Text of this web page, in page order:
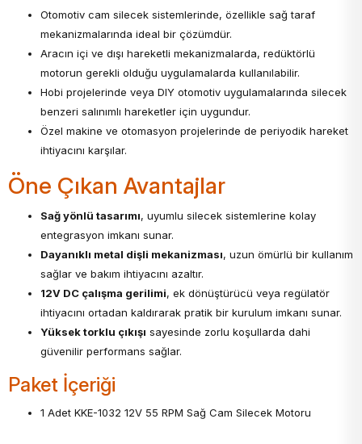
Otomotiv cam silecek sistemlerinde, özellikle sağ taraf
mekanizmalarında ideal bir çözümdür.
Aracın içi ve dışı hareketli mekanizmalarda, redüktörlü
motorun gerekli olduğu uygulamalarda kullanılabilir.
Hobi projelerinde veya DIY otomotiv uygulamalarında silecek
benzeri salınımlı hareketler için uygundur.
Özel makine ve otomasyon projelerinde de periyodik hareket
ihtiyacını karşılar.
Öne Çıkan Avantajlar
Sağ yönlü tasarımı, uyumlu silecek sistemlerine kolay
entegrasyon imkanı sunar.
Dayanıklı metal dişli mekanizması, uzun ömürlü bir kullanım
sağlar ve bakım ihtiyacını azaltır.
12V DC çalışma gerilimi, ek dönüştürücü veya regülatör
ihtiyacını ortadan kaldırarak pratik bir kurulum imkanı sunar.
Yüksek torklu çıkışı sayesinde zorlu koşullarda dahi
güvenilir performans sağlar.
Paket İçeriği
1 Adet KKE-1032 12V 55 RPM Sağ Cam Silecek Motoru